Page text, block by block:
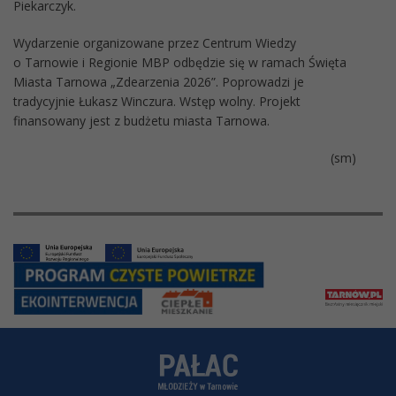
Piekarczyk.
Wydarzenie organizowane przez Centrum Wiedzy
o Tarnowie i Regionie MBP odbędzie się w ramach Święta
Miasta Tarnowa „Zdearzenia 2026”. Poprowadzi je
tradycyjnie Łukasz Winczura. Wstęp wolny. Projekt
finansowany jest z budżetu miasta Tarnowa.
(sm)